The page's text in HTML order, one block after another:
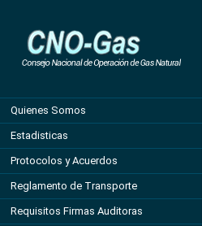
Quienes Somos
Estadisticas
Protocolos y Acuerdos
Reglamento de Transporte
Requisitos Firmas Auditoras